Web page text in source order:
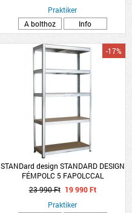
Praktiker
A bolthoz
Info
STANDard design STANDARD DESIGN
FÉMPOLC 5 FAPOLCCAL
HORGANYZOTT TEHERB:275
KG/POLC, ÖSSZTB: 1375 KG
180X90X45CM
-17%
23 990 Ft 19 990 Ft
Praktiker